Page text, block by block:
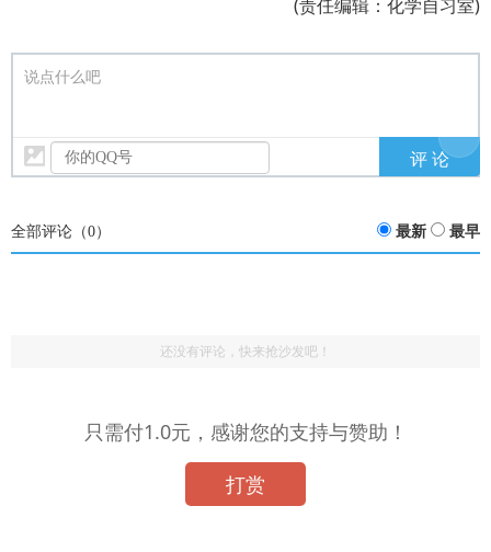
(责任编辑：化学自习室)
说点什么吧
全部评论（0） 最新 最早
还没有评论，快来抢沙发吧！
只需付1.0元，感谢您的支持与赞助！
打赏